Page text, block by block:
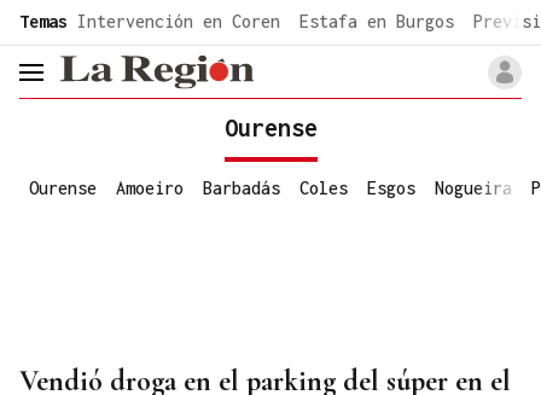
common.go-to-content
Temas Intervención en Coren Estafa en Burgos
header.menu.open
Ourense
Ourense Amoeiro Barbadás Coles Esgos Nogueira
Vendió droga en el parking del súper en el